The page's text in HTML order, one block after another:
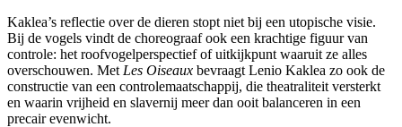
Kaklea’s reflectie over de dieren stopt niet bij een utopische visie.
Bij de vogels vindt de choreograaf ook een krachtige figuur van
controle: het roofvogelperspectief of uitkijkpunt waaruit ze alles
overschouwen. Met Les Oiseaux bevraagt Lenio Kaklea zo ook de
constructie van een controlemaatschappij, die theatraliteit versterkt
en waarin vrijheid en slavernij meer dan ooit balanceren in een
precair evenwicht.